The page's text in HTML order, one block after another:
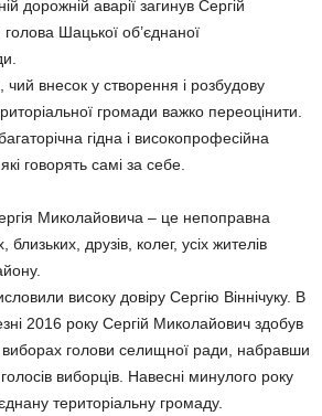
дорожній аварії загинув Сергій
Шацької об’єднаної
внесок у створення і розбудову
громади важко переоцінити.
гідна і високопрофесійна
говорять самі за себе.
Миколайовича – це непоправна
близьких, друзів, колег, усіх жителів
високу довіру Сергію Віннічуку. В
2016 року Сергій Миколайович здобув
голови селищної ради, набравши
виборців. Навесні минулого року
територіальну громаду.